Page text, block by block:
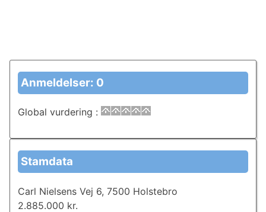
Anmeldelser: 0
Global vurdering :
Stamdata
Carl Nielsens Vej 6, 7500 Holstebro
2.885.000 kr.